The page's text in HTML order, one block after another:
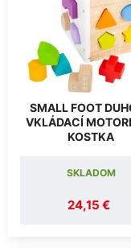
SMALL FOOT
VKLÁDACÍ
KOSTKA
24,15 €
SKLADOM